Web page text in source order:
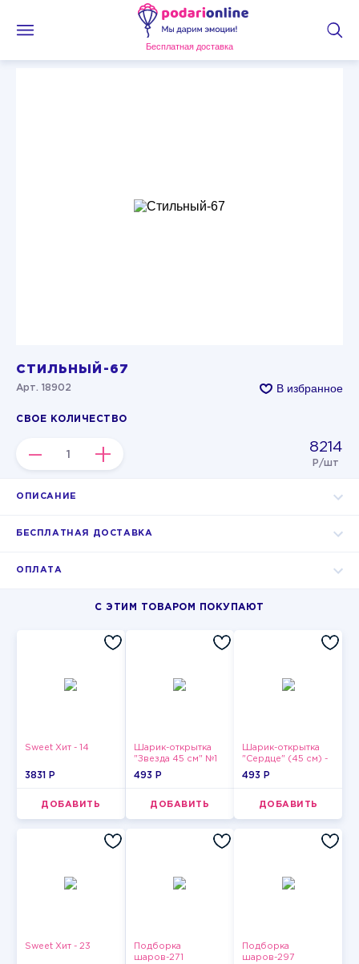
Бесплатная доставка
СТИЛЬНЫЙ-67
Арт. 18902 В избранное
СВОЕ КОЛИЧЕСТВО
– + 8214
Р/шт
ОПИСАНИЕ
БЕСПЛАТНАЯ ДОСТАВКА
ОПЛАТА
С ЭТИМ ТОВАРОМ ПОКУПАЮТ
Sweet Хит - 14
3831 P
ДОБАВИТЬ
Шарик-открытка
"Звезда 45 см" №1
493 P
ДОБАВИТЬ
Шарик-открытка
"Сердце" (45 см) -
2
493 P
ДОБАВИТЬ
Sweet Хит - 23
Подборка
шаров-271
Подборка
шаров-297